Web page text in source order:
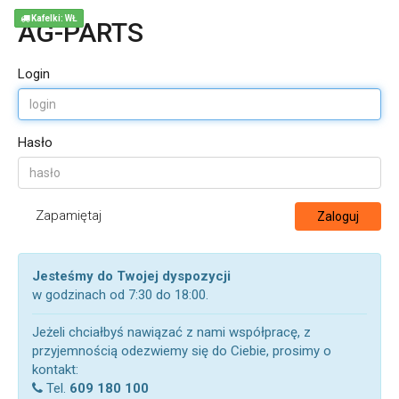
AG-PARTS
Login
Hasło
Zapamiętaj Zaloguj
Jesteśmy do Twojej dyspozycji
w godzinach od 7:30 do 18:00.
Jeżeli chciałbyś nawiązać z nami współpracę, z
przyjemnością odezwiemy się do Ciebie, prosimy o
kontakt:
Tel. 609 180 100
Kafelki: WŁ